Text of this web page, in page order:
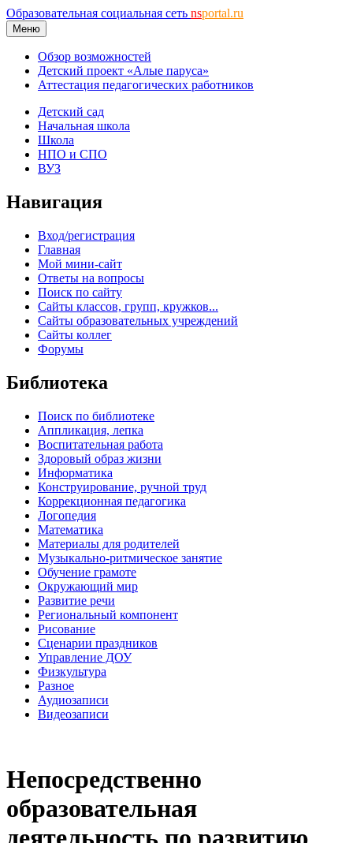
Образовательная социальная сеть nsportal.ru
Меню
Обзор возможностей
Детский проект «Алые паруса»
Аттестация педагогических работников
Детский сад
Начальная школа
Школа
НПО и СПО
ВУЗ
Навигация
Вход/регистрация
Главная
Мой мини-сайт
Ответы на вопросы
Поиск по сайту
Сайты классов, групп, кружков...
Сайты образовательных учреждений
Сайты коллег
Форумы
Библиотека
Поиск по библиотеке
Аппликация, лепка
Воспитательная работа
Здоровый образ жизни
Информатика
Конструирование, ручной труд
Коррекционная педагогика
Логопедия
Математика
Материалы для родителей
Музыкально-ритмическое занятие
Обучение грамоте
Окружающий мир
Развитие речи
Региональный компонент
Рисование
Сценарии праздников
Управление ДОУ
Физкультура
Разное
Аудиозаписи
Видеозаписи
Непосредственно
образовательная